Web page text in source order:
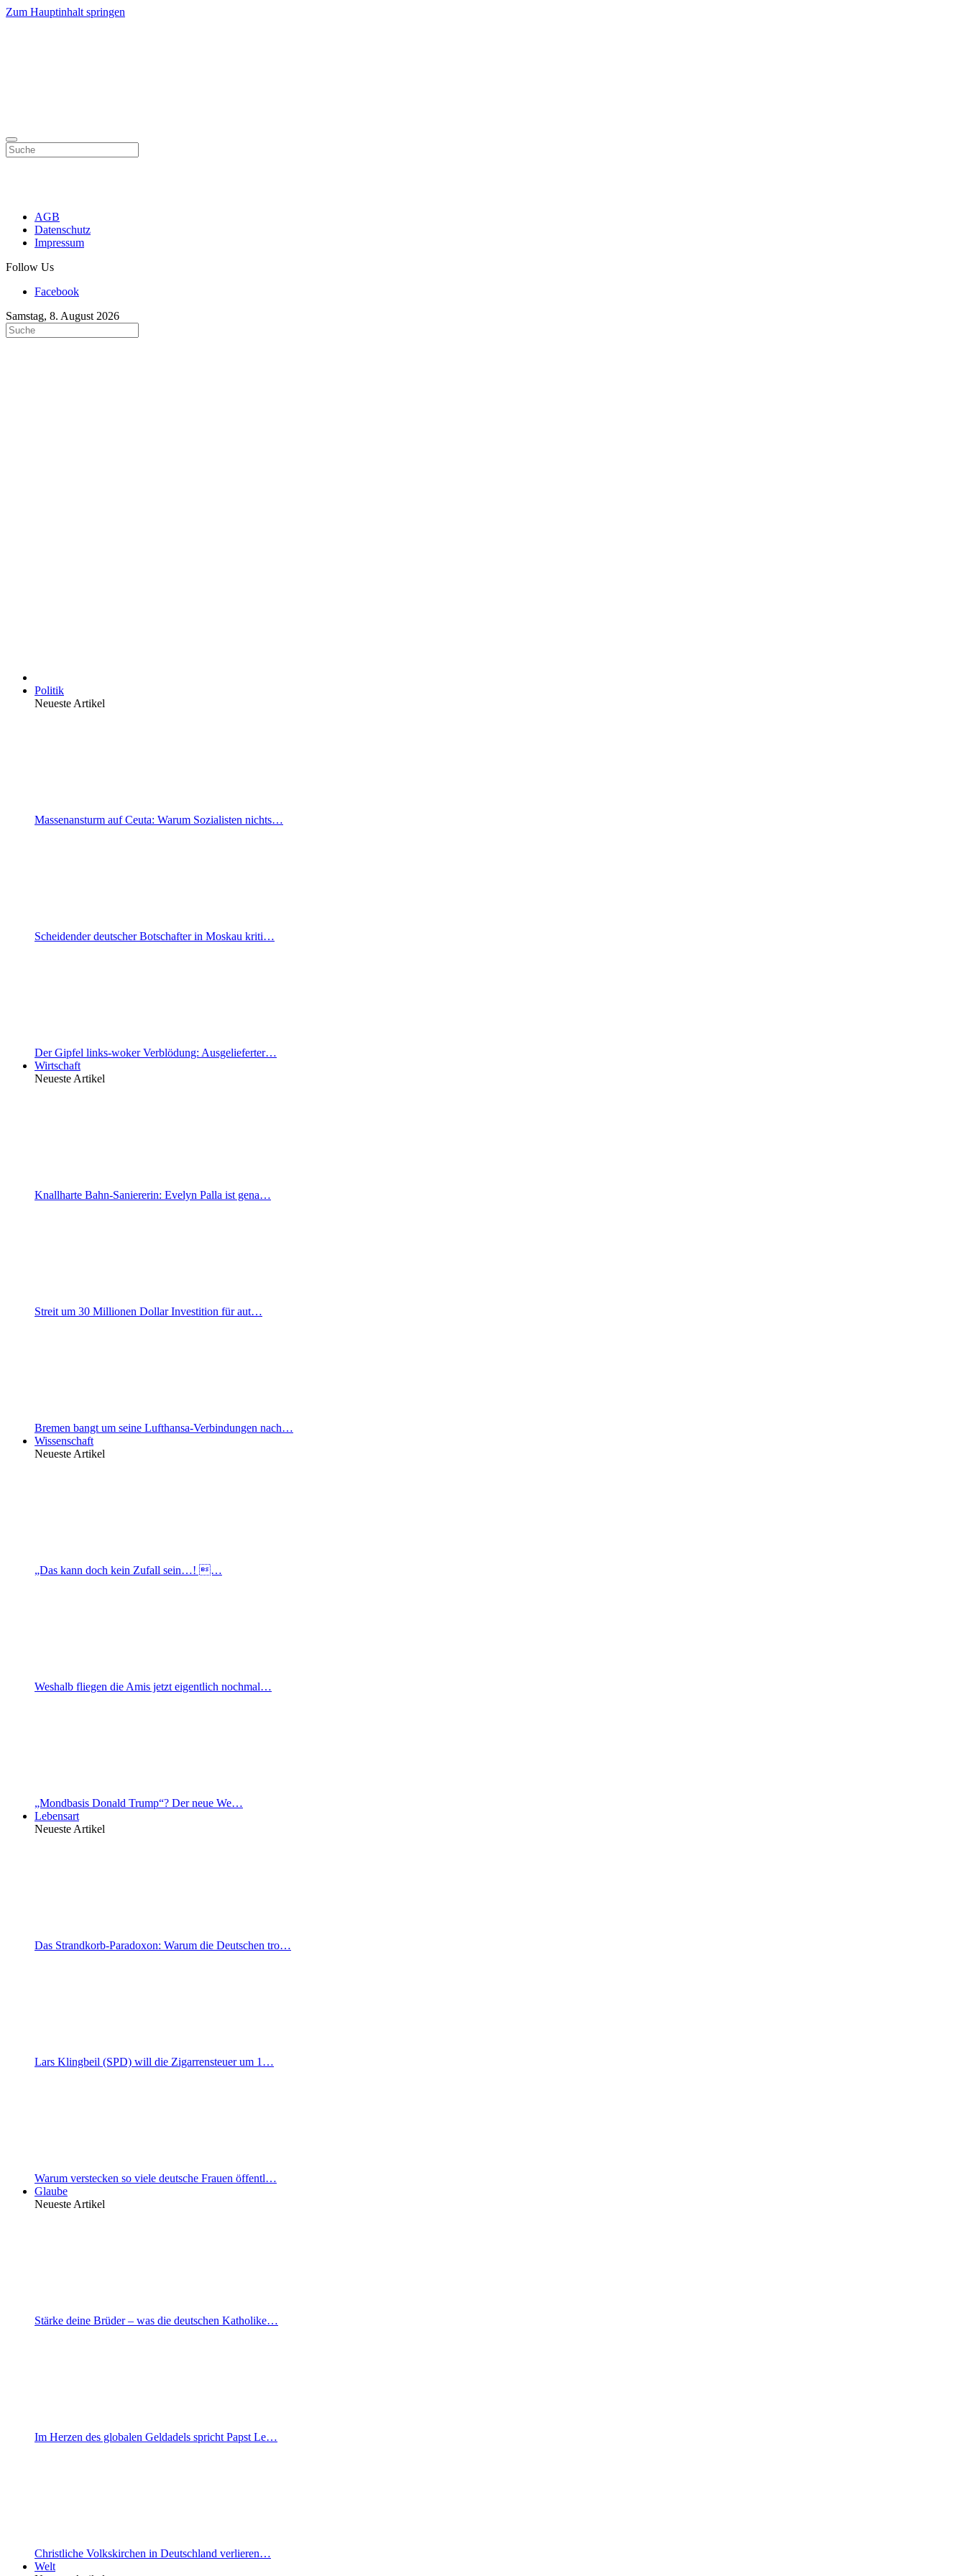
Zum Hauptinhalt springen
AGB
Datenschutz
Impressum
Follow Us
Facebook
Samstag, 8. August 2026
Politik
Neueste Artikel
Massenansturm auf Ceuta: Warum Sozialisten nichts…
Scheidender deutscher Botschafter in Moskau kriti…
Der Gipfel links-woker Verblödung: Ausgelieferter…
Wirtschaft
Neueste Artikel
Knallharte Bahn-Saniererin: Evelyn Palla ist gena…
Streit um 30 Millionen Dollar Investition für aut…
Bremen bangt um seine Lufthansa-Verbindungen nach…
Wissenschaft
Neueste Artikel
„Das kann doch kein Zufall sein…! …
Weshalb fliegen die Amis jetzt eigentlich nochmal…
„Mondbasis Donald Trump“? Der neue We…
Lebensart
Neueste Artikel
Das Strandkorb-Paradoxon: Warum die Deutschen tro…
Lars Klingbeil (SPD) will die Zigarrensteuer um 1…
Warum verstecken so viele deutsche Frauen öffentl…
Glaube
Neueste Artikel
Stärke deine Brüder – was die deutschen Katholike…
Im Herzen des globalen Geldadels spricht Papst Le…
Christliche Volkskirchen in Deutschland verlieren…
Welt